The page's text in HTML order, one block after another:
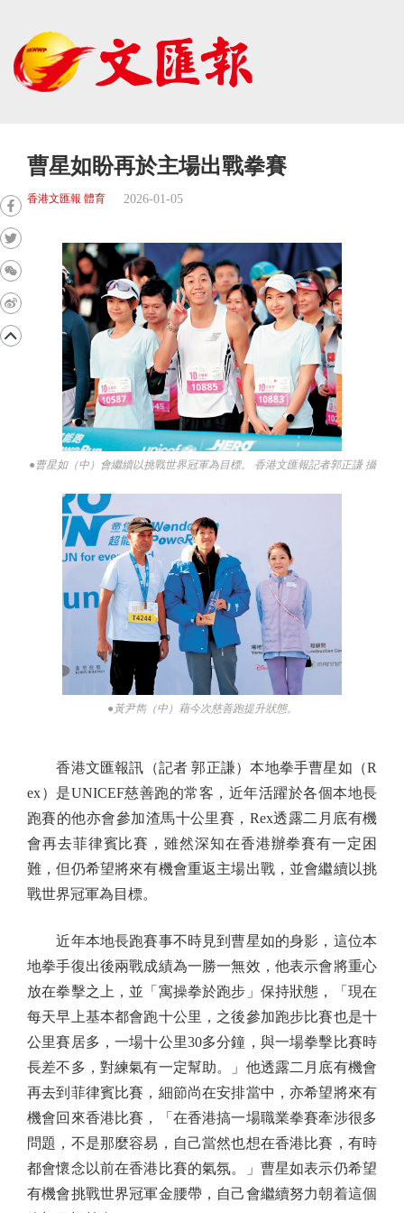
曹星如盼再於主場出戰拳賽
香港文匯報 體育 2026-01-05
●曹星如（中）會繼續以挑戰世界冠軍為目標。 香港文匯報記者郭正謙 攝
●黃尹雋（中）藉今次慈善跑提升狀態。
香港文匯報訊（記者 郭正謙）本地拳手曹星如（R
ex）是UNICEF慈善跑的常客，近年活躍於各個本地長
跑賽的他亦會參加渣馬十公里賽，Rex透露二月底有機
會再去菲律賓比賽，雖然深知在香港辦拳賽有一定困
難，但仍希望將來有機會重返主場出戰，並會繼續以挑
戰世界冠軍為目標。
近年本地長跑賽事不時見到曹星如的身影，這位本
地拳手復出後兩戰成績為一勝一無效，他表示會將重心
放在拳擊之上，並「寓操拳於跑步」保持狀態，「現在
每天早上基本都會跑十公里，之後參加跑步比賽也是十
公里賽居多，一場十公里30多分鐘，與一場拳擊比賽時
長差不多，對練氣有一定幫助。」他透露二月底有機會
再去到菲律賓比賽，細節尚在安排當中，亦希望將來有
機會回來香港比賽，「在香港搞一場職業拳賽牽涉很多
問題，不是那麼容易，自己當然也想在香港比賽，有時
都會懷念以前在香港比賽的氣氛。」曹星如表示仍希望
有機會挑戰世界冠軍金腰帶，自己會繼續努力朝着這個